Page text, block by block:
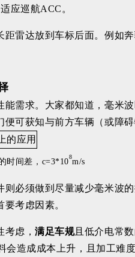
应巡航ACC。
雷达放到车标后面。例如
需求。大家都知道，毫米
可获知与前方车辆（或障碍
时间差，c=3*10
8
m/s
必须做到尽量减少毫米波
考虑因素。
考虑，满足车规且低介电常
造成成本上升，且加工难度